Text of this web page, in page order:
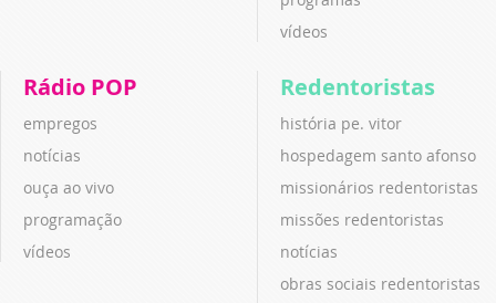
vídeos
Rádio POP
empregos
notícias
ouça ao vivo
programação
vídeos
Redentoristas
história pe. vitor
hospedagem santo afonso
missionários redentoristas
missões redentoristas
notícias
obras sociais redentoristas